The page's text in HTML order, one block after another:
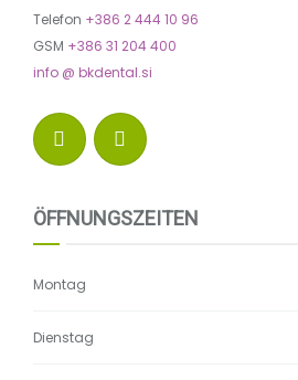
Telefon +386 2 444 10 96
GSM +386 31 204 400
info @ bkdental.si
ÖFFNUNGSZEITEN
Montag
Dienstag